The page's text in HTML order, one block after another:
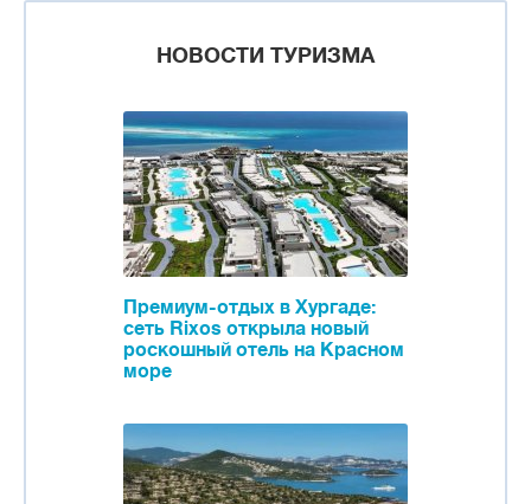
НОВОСТИ ТУРИЗМА
Премиум-отдых в Хургаде:
сеть Rixos открыла новый
роскошный отель на Красном
море